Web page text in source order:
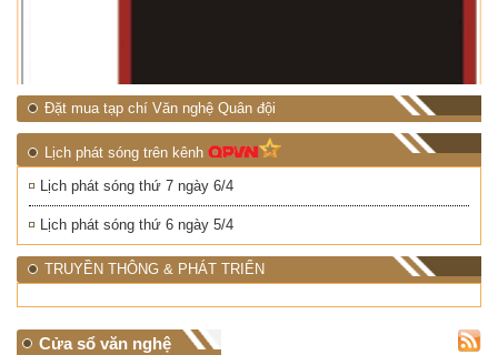
Đặt mua tạp chí Văn nghệ Quân đội
Lịch phát sóng trên kênh
Lịch phát sóng thứ 7 ngày 6/4
Lịch phát sóng thứ 6 ngày 5/4
TRUYỀN THÔNG & PHÁT TRIỂN
Cửa sổ văn nghệ